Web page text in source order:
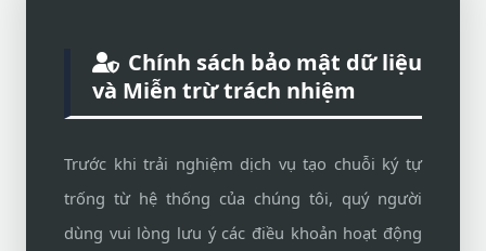
Chính sách bảo mật dữ liệu
và Miễn trừ trách nhiệm
Trước khi trải nghiệm dịch vụ tạo chuỗi ký tự
trống từ hệ thống của chúng tôi, quý người
dùng vui lòng lưu ý các điều khoản hoạt động